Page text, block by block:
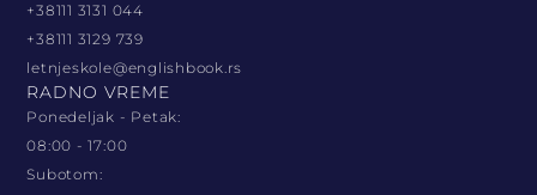
+38111 3131 044
+38111 3129 739
letnjeskole@englishbook.rs
RADNO VREME
Ponedeljak - Petak:
08:00 - 17:00
Subotom: